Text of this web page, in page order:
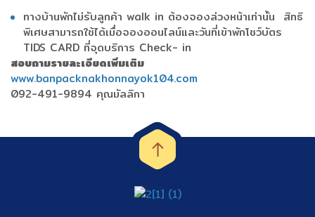
ทางบ้านพักไม่รับลูกค้า walk in ต้องจองล่วงหน้าเท่านั้น สิทธิ
พิเศษสามารถใช้ได้เมื่อจองออนไลน์และวันที่เข้าพักโชว์บัตร
TIDS CARD ที่จุดบริการ Check- in
สอบถามรายละเอียดเพิ่มเติม
www.banpacknakhonnayok104.com
092-491-9894 คุณมัลลิกา